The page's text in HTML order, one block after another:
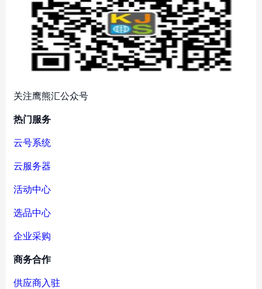
关注鹰熊汇公众号
热门服务
云号系统
云服务器
活动中心
选品中心
企业采购
商务合作
供应商入驻